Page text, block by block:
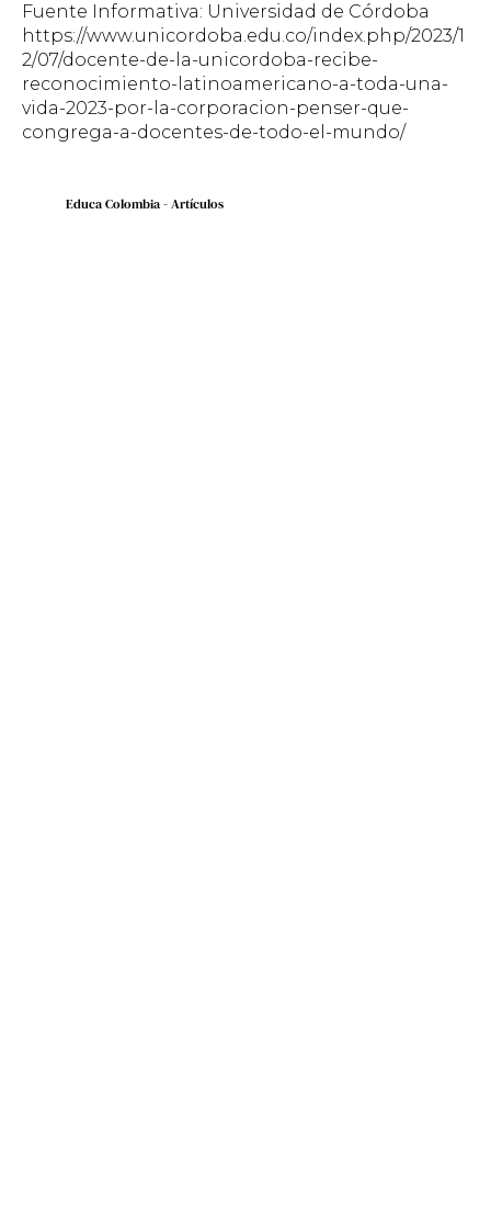
Fuente Informativa: Universidad de Córdoba
https://www.unicordoba.edu.co/index.php/2023/1
2/07/docente-de-la-unicordoba-recibe-
reconocimiento-latinoamericano-a-toda-una-
vida-2023-por-la-corporacion-penser-que-
congrega-a-docentes-de-todo-el-mundo/
Educa Colombia - Artículos